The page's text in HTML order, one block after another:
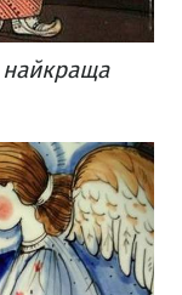
найкраща